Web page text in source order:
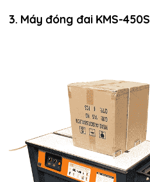
3. Máy đóng đai KMS-450S